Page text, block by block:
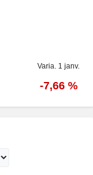
Varia. 1 janv.
-7,66 %